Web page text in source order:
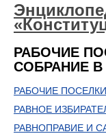
РАБОЧИЕ
СОБРАНИЕ
РАБОЧИЕ ПОСЕЛКИ
РАВНОЕ
РАВНОПРАВИЕ И